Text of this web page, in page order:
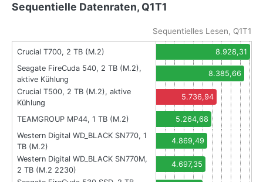
Sequentielle Datenraten, Q1T1
Sequentielles Lesen, Q1T1
Crucial T700, 2 TB (M.2)
8.928,31
Seagate FireCuda 540, 2 TB (M.2),
aktive Kühlung
8.385,66
Crucial T500, 2 TB (M.2), aktive
Kühlung
5.736,94
TEAMGROUP MP44, 1 TB (M.2)
5.264,68
Western Digital WD_BLACK SN770, 1
TB (M.2)
4.869,49
Western Digital WD_BLACK SN770M,
2 TB (M.2 2230)
4.697,35